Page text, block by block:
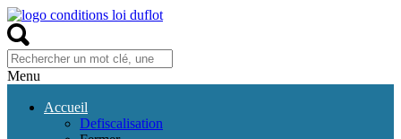
Menu
Accueil
Defiscalisation